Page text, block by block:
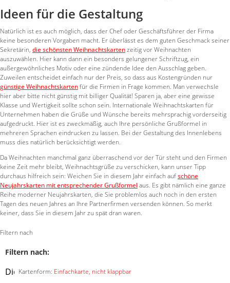
Ideen für die Gestaltung
Natürlich ist es auch möglich, dass der Chef oder Geschäftsführer der Firma
keine besonderen Vorgaben macht. Er überlässt es dem guten Geschmack seiner
Sekretärin, die schönsten Weihnachtskartenzeitig vor Weihnachten
auszuwählen. Hier kann dann ein besonders gelungener Schriftzug, ein
außergewöhnliches Motiv oder eine zündende Idee den Ausschlag geben.
Zuweilen entscheidet einfach nur der Preis, so dass aus Kostengründen nur
günstige Weihnachtskartenfür die Firmen in Frage kommen. Man verwechsle
hier aber bitte nicht günstig mit billiger Qualität! Sparen ja, aber eine gewisse
Klasse und Wertigkeit sollte schon sein. Internationale Weihnachtskarten für
Unternehmen haben die Grüße und Wünsche bereits mehrsprachig vorderseitig
aufgedruckt. Hier ist es zweckmäßig, auch Ihre persönliche Grußformel in
mehreren Sprachen eindrucken zu lassen. Bei der Gestaltung des Innenlebens
muss dies natürlich berücksichtigt werden.
Da Weihnachten manchmal ganz überraschend vor der Tür steht und den Firmen
keine Zeit mehr bleibt, Weihnachtsgrüße zu verschicken, kann unser Tipp
durchaus hilfreich sein: Weichen Sie in diesem Jahr einfach aufschöne
Neujahrskarten mit entsprechender Grußformel aus. Es gibt nämlich eine ganze
Reihe moderner Neujahrskarten, die Sie problemlos auch noch in den ersten
Tagen des neuen Jahres an Ihre Partnerfirmen versenden können. So merkt
keiner, dass Sie in diesem Jahr zu spät dran waren.
Filtern nach
Filtern nach:
Kartenform: Einfachkarte, nicht klappbar
Diesen